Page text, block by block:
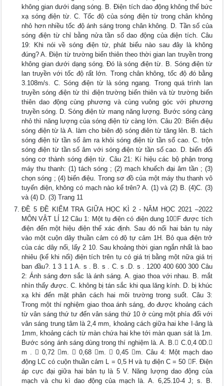
không gian dưới dạng sóng. B. Điện tích dao động không thể bức
xạ sóng điện từ. C. Tốc độ của sóng điện từ trong chân không
nhỏ hơn nhiều tốc độ ánh sáng trong chân không. D. Tần số của
sóng điện từ chỉ bằng nửa tần số dao động của điện tích. Câu
19: Khi nói về sóng điện từ, phát biểu nào sau đây là không
đúng? A. Điện từ trường biển thiên theo thời gian lan truyền trong
không gian dưới dạng sóng. Đó là sóng điện từ. B. Sóng điện từ
lan truyền với tốc độ rất lớn. Trong chân không, tốc độ đó bằng
3.108m/s. C. Sóng điện từ là sóng ngang. Trong quá trình lan
truyền sóng điện từ thì điện trường biến thiên và từ trường biến
thiên dao động cùng phương và cùng vuông góc với phương
truyền sóng. D. Sóng điện từ mang năng lượng. Bước sóng càng
nhỏ thì năng lượng của sóng điện từ càng lớn. Câu 20: Biến điệu
sóng điện từ là A. làm cho biên độ sóng điên từ tăng lên. B. tách
sóng điện từ tần số âm ra khỏi sóng điện từ tần số cao. C. trộn
sóng điện từ tần số âm với sóng điện từ tần số cao. D. biến đổi
sóng cơ thành sóng điện từ. Câu 21: Kí hiệu các bộ phận trong
máy thu thanh: (1) tách sóng ; (2) mạch khuếch đại âm tần ; (3)
chọn sóng ; (4) biến điệu. Trong sơ đồ của một máy thu thanh vô
tuyến điện, không có mạch nào kể trên? A. (1) và (2) B. (4)C. (3)
và (4) D. (3) Trang 11
ĐỀ 5 ĐỀ KIỂM TRA GIỮA HỌC KÌ 2 - NĂM HỌC 2021 –2022
MÔN VẬT LÍ 12 Câu 1: Một tụ điện có điện dung 10F được tích
điện đến một hiệu điện thế xác định. Sau đó nối hai bản tụ này
vào một cuộn dây thuần cảm có độ tự cảm 1H. Bỏ qua điện trở
của các dây nối, lấy 2 10. Sau khoảng thời gian ngắn nhất là bao
nhiêu (kể khi nối) điện tích trên tụ có giá trị bằng một nữa giá trị
ban đầu?. 1 3 1 1 A. s . B. s . C. s .D. s . 1200 400 600 300 Câu
2: Ánh sáng đơn sắc là ánh sáng. A. giao thoa với nhau. B. mắt
nhìn thấy được. C. không bị tán sắc khi qua lăng kính. D. bị khúc
xạ khi đến mặt phân cách hai môi trường trong suốt. Câu 3:
Trong một thí nghiệm giao thoa ánh sáng, đo được khoảng cách
từ vân sáng thứ tư đến vân sáng thứ 10 ở cùng một phía đối với
vân sáng trung tâm là 2,4 mm, khoảng cách giữa hai khe I-âng là
1mm, khoảng cách từ màn chứa hai khe tới màn quan sát là 1m.
Bước sóng ánh sáng dùng trong thí nghiệm là. A. B. C.0,4 0D.
m .  0,72 m.  0,68 m.  0,45 m. Câu 4: Một mạch dao
động LC có cuộn thuần cảm L = 0,5 H và tụ điện C = 50 F. Điện
áp cực đại giữa hai bản tụ là 5 V. Năng lượng dao động của
mạch và chu kì dao động của mạch là. A. 6,25.10-4 J; s. B.